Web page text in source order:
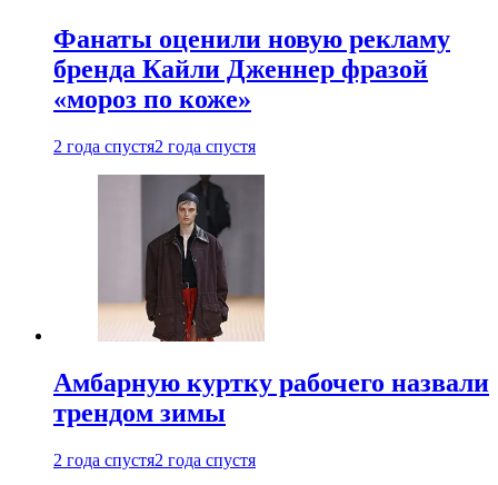
Фанаты оценили новую рекламу
бренда Кайли Дженнер фразой
«мороз по коже»
2 года спустя2 года спустя
Амбарную куртку рабочего назвали
трендом зимы
2 года спустя2 года спустя